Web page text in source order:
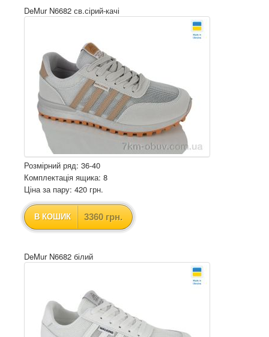
DeMur N6682 св.сірий-качі
Розмірний ряд: 36-40
Комплектація ящика: 8
Ціна за пару: 420 грн.
В КОШИК 3360 грн.
DeMur N6682 білий